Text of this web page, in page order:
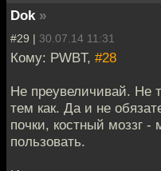
Dok »
#29 | 30.07.14 11:31
Кому: PWBT, #28
Не преувеличивай. Не
тем как. Да и не
почки, костный моззг -
пользовать.